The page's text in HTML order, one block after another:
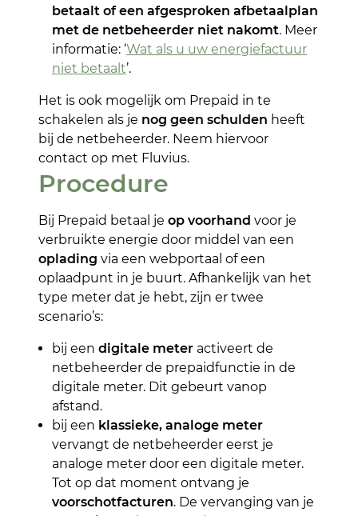
betaalt of een afgesproken afbetaalplan
met de netbeheerder niet nakomt. Meer
informatie: ‘Wat als u uw energiefactuur
niet betaalt’.
Het is ook mogelijk om Prepaid in te
schakelen als je nog geen schulden heeft
bij de netbeheerder. Neem hiervoor
contact op met Fluvius.
Procedure
Bij Prepaid betaal je op voorhand voor je
verbruikte energie door middel van een
oplading via een webportaal of een
oplaadpunt in je buurt. Afhankelijk van het
type meter dat je hebt, zijn er twee
scenario’s:
bij een digitale meter activeert de
netbeheerder de prepaidfunctie in de
digitale meter. Dit gebeurt vanop
afstand.
bij een klassieke, analoge meter
vervangt de netbeheerder eerst je
analoge meter door een digitale meter.
Tot op dat moment ontvang je
voorschotfacturen. De vervanging van je